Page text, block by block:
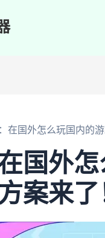
在国外怎么玩国内的
国外
案来了